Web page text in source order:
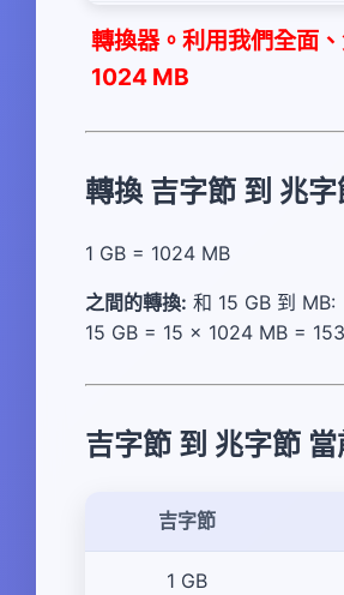
轉換器。利用我們全面
1024 MB
轉換 吉字節 到 兆字
1 GB = 1024 MB
之間的轉換: 和 15 GB 到 MB:
15 GB = 15 × 1024 MB =
吉字節 到 兆字節
吉字節
1 GB